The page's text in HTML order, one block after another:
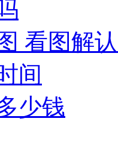
看图解
间
少钱